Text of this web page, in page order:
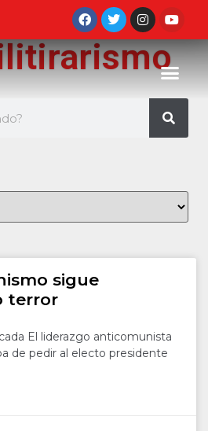
sigue
terror
El liderazgo anticomunista
de pedir al electo presidente